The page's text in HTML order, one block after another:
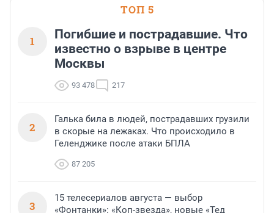
ТОП 5
1
Погибшие и пострадавшие. Что
известно о взрыве в центре
Москвы
93 478 217
2
Галька била в людей, пострадавших грузили
в скорые на лежаках. Что происходило в
Геленджике после атаки БПЛА
87 205
3
15 телесериалов августа — выбор
«Фонтанки»: «Коп-звезда», новые «Тед